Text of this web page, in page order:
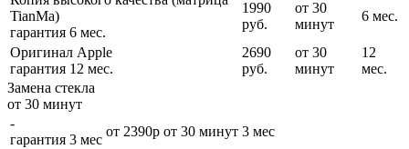
TianMa)
гарантия 6 мес.
1990
руб.
от 30
минут
6 мес.
Оригинал Apple
гарантия 12 мес.
2690
руб.
от 30
минут
12
мес.
Замена стекла
от 30 минут
-
гарантия 3 мес
от 2390р от 30 минут 3 мес